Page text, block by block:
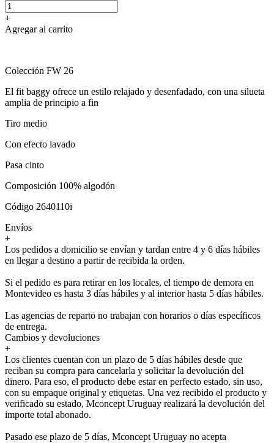
+
Agregar al carrito
Colección FW 26
El fit baggy ofrece un estilo relajado y desenfadado, con una silueta
amplia de principio a fin
Tiro medio
Con efecto lavado
Pasa cinto
Composición 100% algodón
Código 2640110i
Envíos
+
Los pedidos a domicilio se envían y tardan entre 4 y 6 días hábiles
en llegar a destino a partir de recibida la orden.
Si el pedido es para retirar en los locales, el tiempo de demora en
Montevideo es hasta 3 días hábiles y al interior hasta 5 días hábiles.
Las agencias de reparto no trabajan con horarios o días específicos
de entrega.
Cambios y devoluciones
+
Los clientes cuentan con un plazo de 5 días hábiles desde que
reciban su compra para cancelarla y solicitar la devolución del
dinero. Para eso, el producto debe estar en perfecto estado, sin uso,
con su empaque original y etiquetas. Una vez recibido el producto y
verificado su estado, Mconcept Uruguay realizará la devolución del
importe total abonado.
Pasado ese plazo de 5 días, Mconcept Uruguay no acepta